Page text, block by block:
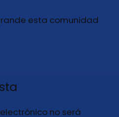
esta comunidad
no será